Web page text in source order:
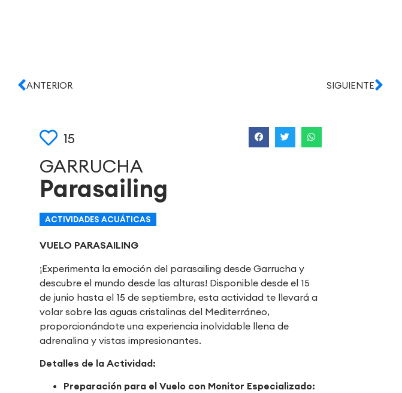
ANTERIOR SIGUIENTE
15
GARRUCHA
Parasailing
ACTIVIDADES ACUÁTICAS
VUELO PARASAILING
¡Experimenta la emoción del parasailing desde Garrucha y
descubre el mundo desde las alturas! Disponible desde el 15
de junio hasta el 15 de septiembre, esta actividad te llevará a
volar sobre las aguas cristalinas del Mediterráneo,
proporcionándote una experiencia inolvidable llena de
adrenalina y vistas impresionantes.
Detalles de la Actividad:
Preparación para el Vuelo con Monitor Especializado: